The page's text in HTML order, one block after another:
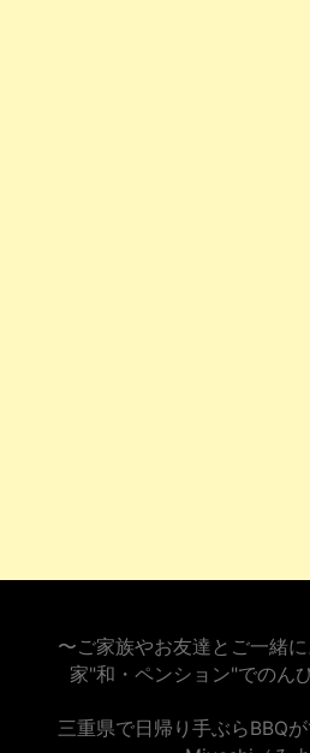
〜ご家族やお友達とご一緒
家"和・ペンション"でのん
三重県で日帰り手ぶらBBQ